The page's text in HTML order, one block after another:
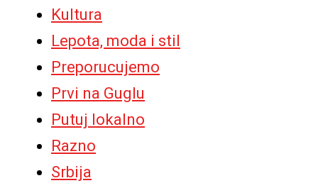
Kultura
Lepota, moda i stil
Preporucujemo
Prvi na Guglu
Putuj lokalno
Razno
Srbija